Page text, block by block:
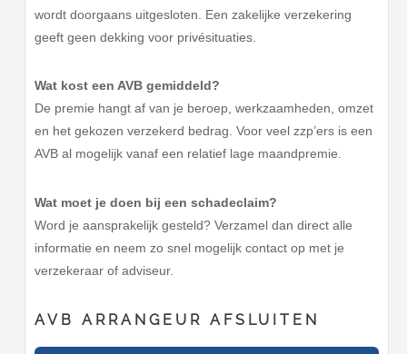
wordt doorgaans uitgesloten. Een zakelijke verzekering
geeft geen dekking voor privésituaties.
Wat kost een AVB gemiddeld?
De premie hangt af van je beroep, werkzaamheden, omzet
en het gekozen verzekerd bedrag. Voor veel zzp’ers is een
AVB al mogelijk vanaf een relatief lage maandpremie.
Wat moet je doen bij een schadeclaim?
Word je aansprakelijk gesteld? Verzamel dan direct alle
informatie en neem zo snel mogelijk contact op met je
verzekeraar of adviseur.
AVB ARRANGEUR AFSLUITEN